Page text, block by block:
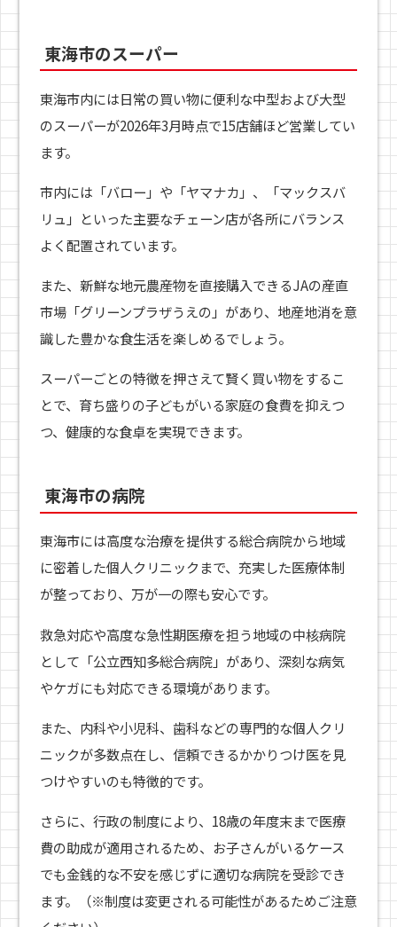
東海市のスーパー
東海市内には日常の買い物に便利な中型および大型
のスーパーが2026年3月時点で15店舗ほど営業してい
ます。
市内には「バロー」や「ヤマナカ」、「マックスバ
リュ」といった主要なチェーン店が各所にバランス
よく配置されています。
また、新鮮な地元農産物を直接購入できるJAの産直
市場「グリーンプラザうえの」があり、地産地消を意
識した豊かな食生活を楽しめるでしょう。
スーパーごとの特徴を押さえて賢く買い物をするこ
とで、育ち盛りの子どもがいる家庭の食費を抑えつ
つ、健康的な食卓を実現できます。
東海市の病院
東海市には高度な治療を提供する総合病院から地域
に密着した個人クリニックまで、充実した医療体制
が整っており、万が一の際も安心です。
救急対応や高度な急性期医療を担う地域の中核病院
として「公立西知多総合病院」があり、深刻な病気
やケガにも対応できる環境があります。
また、内科や小児科、歯科などの専門的な個人クリ
ニックが多数点在し、信頼できるかかりつけ医を見
つけやすいのも特徴的です。
さらに、行政の制度により、18歳の年度末まで医療
費の助成が適用されるため、お子さんがいるケース
でも金銭的な不安を感じずに適切な病院を受診でき
ます。（※制度は変更される可能性があるためご注意